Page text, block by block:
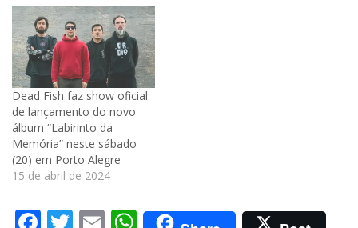
Dead Fish faz show oficial
de lançamento do novo
álbum “Labirinto da
Memória” neste sábado
(20) em Porto Alegre
15 de abril de 2024